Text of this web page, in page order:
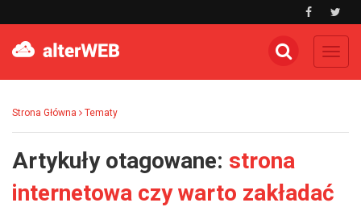
Strona Główna Tematy
Artykuły otagowane: strona
internetowa czy warto zakładać